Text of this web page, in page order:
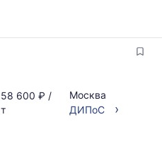
58 600 ₽ /
т
Москва
ДИПоС
›